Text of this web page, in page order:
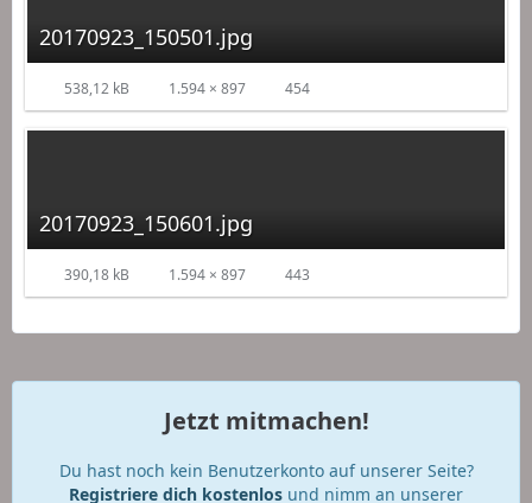
20170923_150501.jpg
538,12 kB 1.594 × 897 454
20170923_150601.jpg
390,18 kB 1.594 × 897 443
Jetzt mitmachen!
Du hast noch kein Benutzerkonto auf unserer Seite?
Registriere dich kostenlos und nimm an unserer